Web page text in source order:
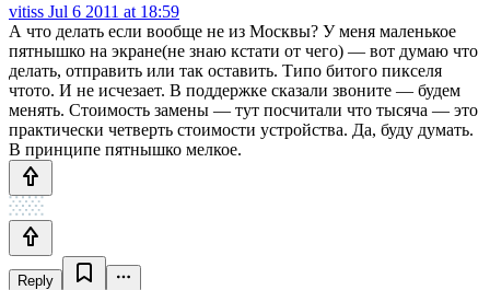
vitiss Jul 6 2011 at 18:59
А что делать если вообще не из Москвы? У меня маленькое
пятнышко на экране(не знаю кстати от чего) — вот думаю что
делать, отправить или так оставить. Типо битого пикселя
чтото. И не исчезает. В поддержке сказали звоните — будем
менять. Стоимость замены — тут посчитали что тысяча — это
практически четверть стоимости устройства. Да, буду думать.
В принципе пятнышко мелкое.
Reply